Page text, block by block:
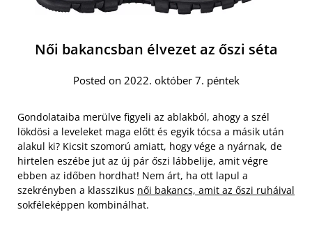
Női bakancsban élvezet az őszi séta
Posted on 2022. október 7. péntek
Gondolataiba merülve figyeli az ablakból, ahogy a szél
lökdösi a leveleket maga előtt és egyik tócsa a másik után
alakul ki? Kicsit szomorú amiatt, hogy vége a nyárnak, de
hirtelen eszébe jut az új pár őszi lábbelije, amit végre
ebben az időben hordhat! Nem árt, ha ott lapul a
szekrényben a klasszikus női bakancs, amit az őszi ruháival
sokféleképpen kombinálhat.